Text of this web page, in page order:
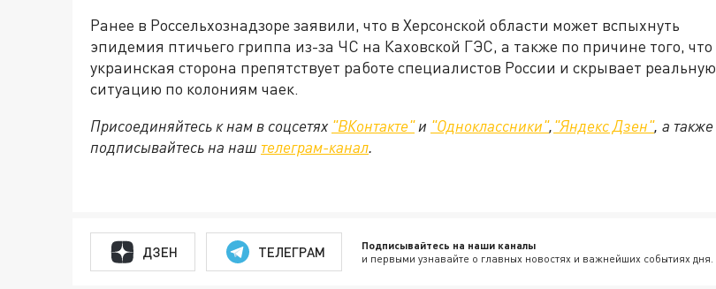
Ранее в Россельхознадзоре заявили, что в Херсонской области может вспыхнуть
эпидемия птичьего гриппа из-за ЧС на Каховской ГЭС, а также по причине того, что
украинская сторона препятствует работе специалистов России и скрывает реальную
ситуацию по колониям чаек.
Присоединяйтесь к нам в соцсетях "ВКонтакте"и "Одноклассники","Яндекс Дзен", а также
подписывайтесь на наш телеграм-канал.
ДЗЕН ТЕЛЕГРАМ Подписывайтесь на наши каналы
и первыми узнавайте о главных новостях и важнейших событиях дня.